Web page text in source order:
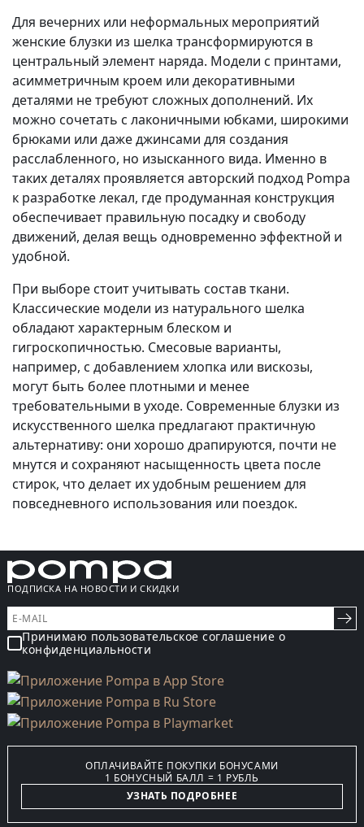
Для вечерних или неформальных мероприятий
женские блузки из шелка трансформируются в
центральный элемент наряда. Модели с принтами,
асимметричным кроем или декоративными
деталями не требуют сложных дополнений. Их
можно сочетать с лаконичными юбками, широкими
брюками или даже джинсами для создания
расслабленного, но изысканного вида. Именно в
таких деталях проявляется авторский подход Pompa
к разработке лекал, где продуманная конструкция
обеспечивает правильную посадку и свободу
движений, делая вещь одновременно эффектной и
удобной.
При выборе стоит учитывать состав ткани.
Классические модели из натурального шелка
обладают характерным блеском и
гигроскопичностью. Смесовые варианты,
например, с добавлением хлопка или вискозы,
могут быть более плотными и менее
требовательными в уходе. Современные блузки из
искусственного шелка предлагают практичную
альтернативу: они хорошо драпируются, почти не
мнутся и сохраняют насыщенность цвета после
стирок, что делает их удобным решением для
повседневного использования или поездок.
ПОДПИСКА НА НОВОСТИ И СКИДКИ
Принимаю пользовательское соглашение о
конфиденциальности
ОПЛАЧИВАЙТЕ ПОКУПКИ БОНУСАМИ
1 БОНУСНЫЙ БАЛЛ = 1 РУБЛЬ
УЗНАТЬ ПОДРОБНЕЕ